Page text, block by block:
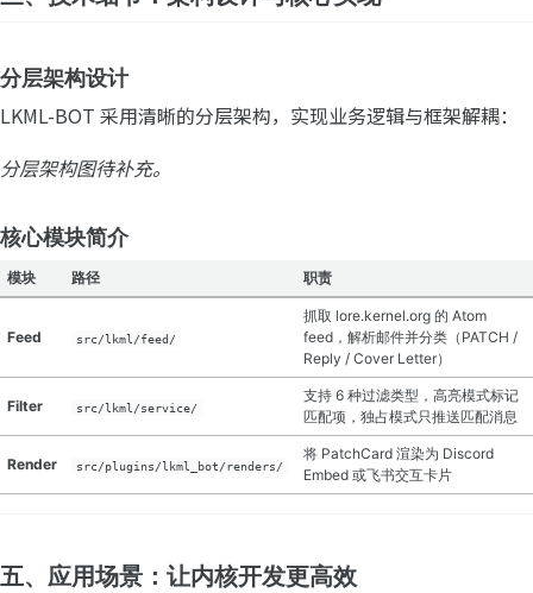
分层架构设计
LKML-BOT 采用清晰的分层架构，实现业务逻辑与框架解耦：
分层架构图待补充。
核心模块简介
模块 路径 职责
Feed src/lkml/feed/
抓取 lore.kernel.org 的 Atom
feed，解析邮件并分类（PATCH /
Reply / Cover Letter）
Filter src/lkml/service/
支持 6 种过滤类型，高亮模式标记
匹配项，独占模式只推送匹配消息
Render src/plugins/lkml_bot/renders/
将 PatchCard 渲染为 Discord
Embed 或飞书交互卡片
五、应用场景：让内核开发更高效